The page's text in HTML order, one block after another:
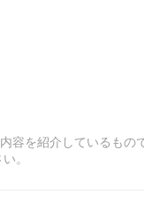
容を紹介しているもの
。